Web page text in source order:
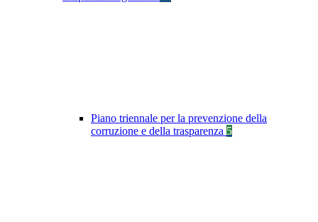
Piano triennale per la prevenzione della
corruzione e della trasparenza 5